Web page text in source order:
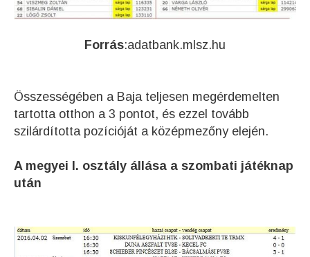
Forrás:adatbank.mlsz.hu
Összességében a Baja teljesen megérdemelten
tartotta otthon a 3 pontot, és ezzel tovább
szilárdította pozícióját a középmezőny elején.
A megyei I. osztály állása a szombati játéknap
után